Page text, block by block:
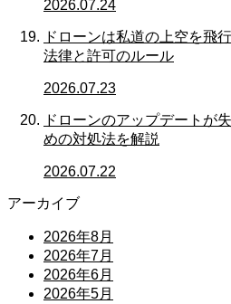
2026.07.24
ドローンは私道の上空を飛
法律と許可のルール
2026.07.23
ドローンのアップデートが
めの対処法を解説
2026.07.22
アーカイブ
2026年8月
2026年7月
2026年6月
2026年5月